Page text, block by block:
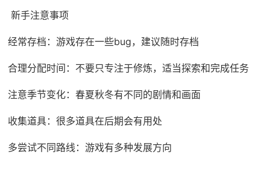
新手注意事项
经常存档：游戏存在一些bug，建议随时存档
合理分配时间：不要只专注于修炼，适当探索和完成任务
注意季节变化：春夏秋冬有不同的剧情和画面
收集道具：很多道具在后期会有用处
多尝试不同路线：游戏有多种发展方向